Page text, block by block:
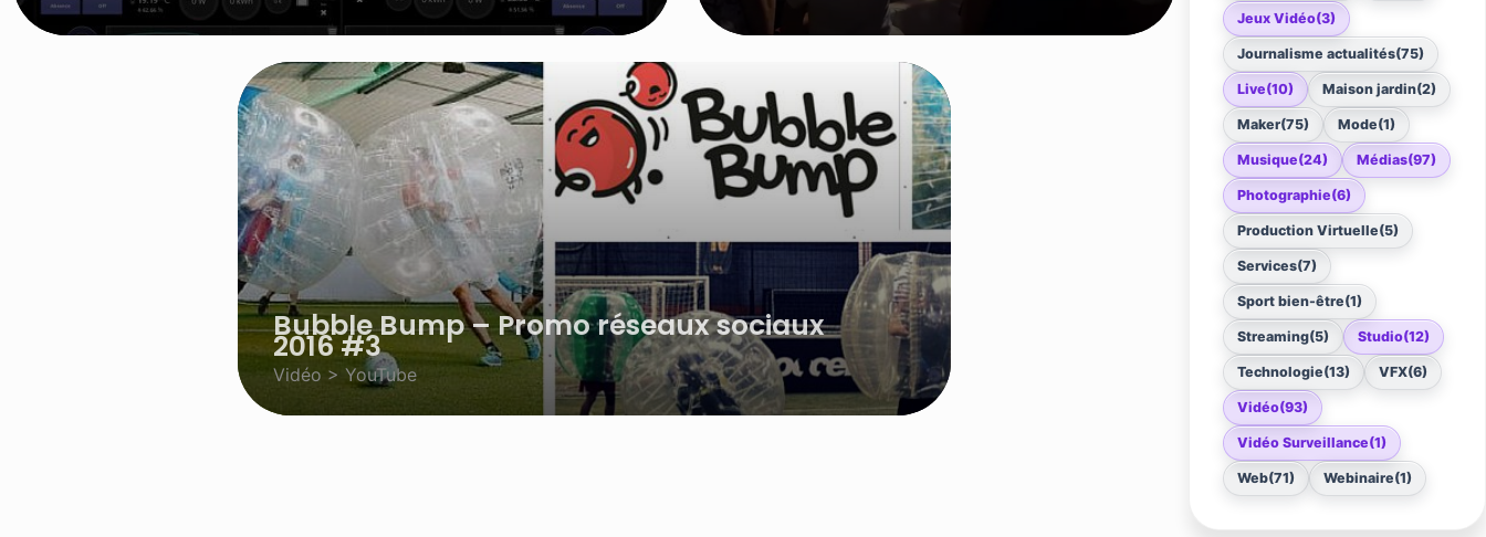
Bubble Bump – Promo réseaux sociaux
2016 #3
Vidéo > YouTube
Jeux Vidéo(3)
Journalisme actualités(75)
Live(10) Maison jardin(2)
Maker(75) Mode(1)
Musique(24) Médias(97)
Photographie(6)
Production Virtuelle(5)
Services(7)
Sport bien-être(1)
Streaming(5) Studio(12)
Technologie(13) VFX(6)
Vidéo(93)
Vidéo Surveillance(1)
Web(71) Webinaire(1)